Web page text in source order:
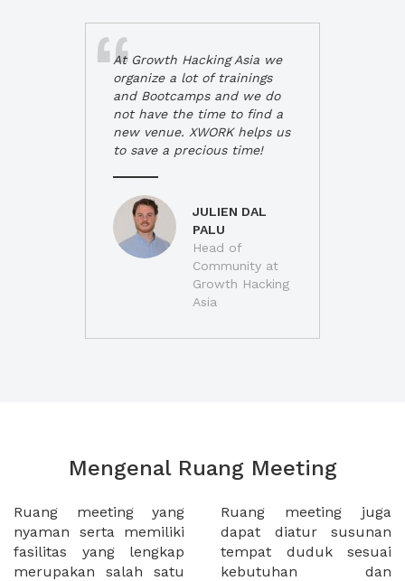
At Growth Hacking Asia we
organize a lot of trainings
and Bootcamps and we do
not have the time to find a
new venue. XWORK helps us
to save a precious time!
JULIEN DAL
PALU
Head of
Community at
Growth Hacking
Asia
Mengenal Ruang Meeting
Ruang meeting yang
nyaman serta memiliki
fasilitas yang lengkap
merupakan salah satu
Ruang meeting juga
dapat diatur susunan
tempat duduk sesuai
kebutuhan dan